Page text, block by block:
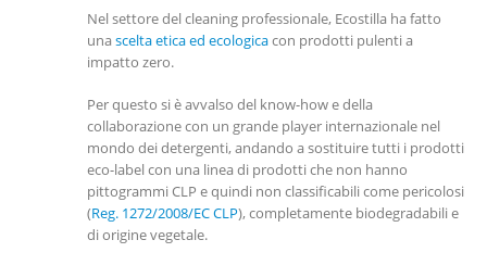
Nel settore del cleaning professionale, Ecostilla ha fatto
unascelta etica ed ecologicacon prodotti pulenti a
impatto zero.
Per questo si è avvalso del know-how e della
collaborazione con un grande player internazionale nel
mondo dei detergenti, andando a sostituire tutti i prodotti
eco-label con una linea di prodotti che non hanno
pittogrammi CLP e quindi non classificabili come pericolosi
(Reg. 1272/2008/EC CLP), completamente biodegradabili e
di origine vegetale.